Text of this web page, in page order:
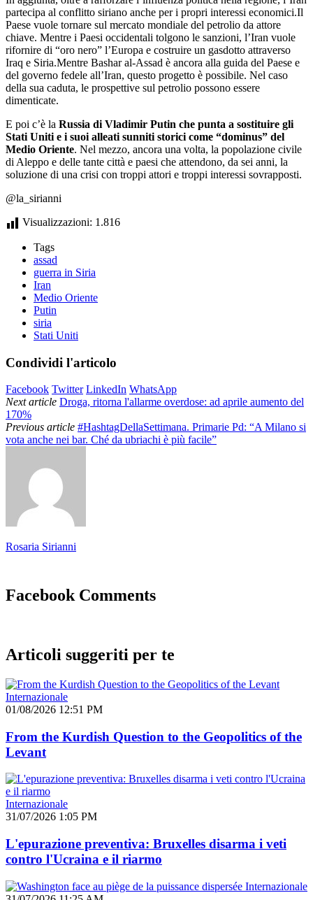
partecipa al conflitto siriano anche per i propri interessi economici.Il
Paese vuole tornare sul mercato mondiale del petrolio da attore
chiave. Mentre i Paesi occidentali tolgono le sanzioni, l’Iran vuole
rifornire di “oro nero” l’Europa e costruire un gasdotto attraverso
Iraq e Siria.Mentre Bashar al-Assad è ancora alla guida del Paese e
del governo fedele all’Iran, questo progetto è possibile. Nel caso
della sua caduta, le prospettive sul petrolio possono essere
dimenticate.
E poi c’è la Russia di Vladimir Putin che punta a sostituire gli
Stati Uniti e i suoi alleati sunniti storici come “dominus” del
Medio Oriente. Nel mezzo, ancora una volta, la popolazione civile
di Aleppo e delle tante città e paesi che attendono, da sei anni, la
soluzione di una crisi con troppi attori e troppi interessi sovrapposti.
@la_sirianni
Visualizzazioni: 1.816
Tags
assad
guerra in Siria
Iran
Medio Oriente
Putin
siria
Stati Uniti
Condividi l'articolo
Facebook Twitter LinkedIn WhatsApp
Next article Droga, ritorna l'allarme overdose: ad aprile aumento del
170%
Previous article #HashtagDellaSettimana. Primarie Pd: “A Milano si
vota anche nei bar. Ché da ubriachi è più facile”
Rosaria Sirianni
Facebook Comments
Articoli suggeriti per te
Internazionale
01/08/2026 12:51 PM
From the Kurdish Question to the Geopolitics of the
Levant
Internazionale
31/07/2026 1:05 PM
L'epurazione preventiva: Bruxelles disarma i veti
contro l'Ucraina e il riarmo
Internazionale